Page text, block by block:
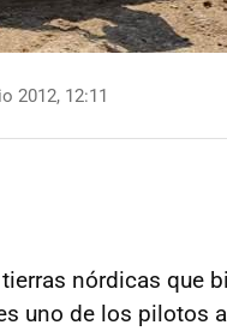
2012, 12:11
nórdicas que
uno de los pilotos